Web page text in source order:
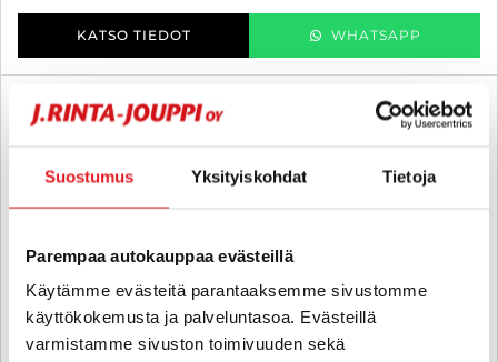
Suostumus Yksityiskohdat Tietoja
Parempaa autokauppaa evästeillä
Käytämme evästeitä parantaaksemme sivustomme
käyttökokemusta ja palveluntasoa. Evästeillä
varmistamme sivuston toimivuuden sekä
KATSO TIEDOT WHATSAPP
6 kk korotonta ja kulutonta